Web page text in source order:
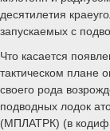
десятилетия
запускаемых с
Что касается
тактическом плане
своего рода
подводных лодок
(МПЛАТРК) (в